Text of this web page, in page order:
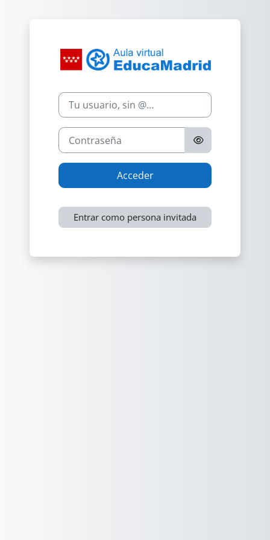
Nombre de usuario
Contraseña
Acceder
Entrar como persona invitada